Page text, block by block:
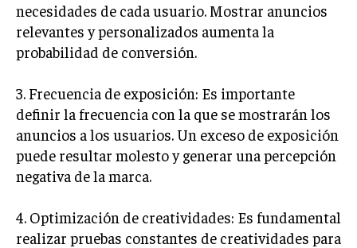
MARKETING B2C
FRANQUICIAS
E-COMMERCE
E-COMMERCE Y COMERCIO ELECTRÓNICO
ESTRATEGIAS DE PRICING Y GESTIÓN DE
PRECIOS
necesidades de cada usuario. Mostrar anuncios
relevantes y personalizados aumenta la
probabilidad de conversión.
3. Frecuencia de exposición: Es importante
definir la frecuencia con la que se mostrarán los
anuncios a los usuarios. Un exceso de exposición
puede resultar molesto y generar una percepción
negativa de la marca.
4. Optimización de creatividades: Es fundamental
realizar pruebas constantes de creatividades para